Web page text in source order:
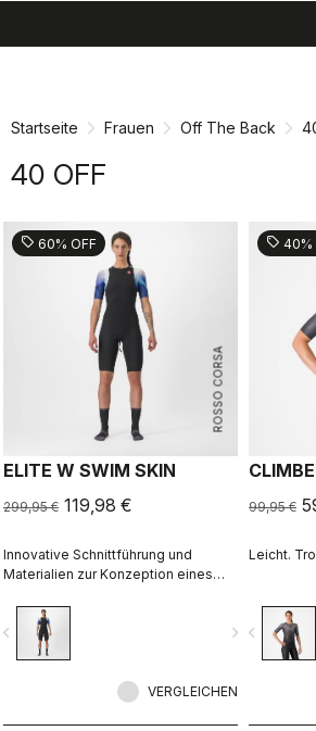
Startseite Frauen Off The Back
40 OFF
ROSSO CORSA
sell 60% OFF
ELITE W SWIM SKIN
299,95 € 119,98 €
Innovative Schnittführung und
Materialien zur Konzeption eines
nahtfreien Swimskins für
herausragende Schwimmzeiten bei
Neoprenverbot.
navigate_next
VERGLEICHEN
sell 40%
99,95 €
Leicht.
navigate_before